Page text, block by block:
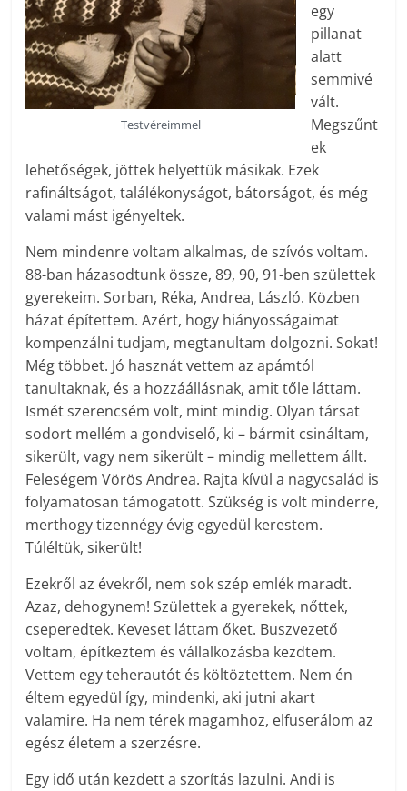
Testvéreimmel
egy
pillanat
alatt
semmivé
vált.
Megszűnt
ek
lehetőségek, jöttek helyettük másikak. Ezek
rafináltságot, találékonyságot, bátorságot, és még
valami mást igényeltek.
Nem mindenre voltam alkalmas, de szívós voltam.
88-ban házasodtunk össze, 89, 90, 91-ben születtek
gyerekeim. Sorban, Réka, Andrea, László. Közben
házat építettem. Azért, hogy hiányosságaimat
kompenzálni tudjam, megtanultam dolgozni. Sokat!
Még többet. Jó hasznát vettem az apámtól
tanultaknak, és a hozzáállásnak, amit tőle láttam.
Ismét szerencsém volt, mint mindig. Olyan társat
sodort mellém a gondviselő, ki – bármit csináltam,
sikerült, vagy nem sikerült – mindig mellettem állt.
Feleségem Vörös Andrea. Rajta kívül a nagycsalád is
folyamatosan támogatott. Szükség is volt minderre,
merthogy tizennégy évig egyedül kerestem.
Túléltük, sikerült!
Ezekről az évekről, nem sok szép emlék maradt.
Azaz, dehogynem! Születtek a gyerekek, nőttek,
cseperedtek. Keveset láttam őket. Buszvezető
voltam, építkeztem és vállalkozásba kezdtem.
Vettem egy teherautót és költöztettem. Nem én
éltem egyedül így, mindenki, aki jutni akart
valamire. Ha nem térek magamhoz, elfuserálom az
egész életem a szerzésre.
Egy idő után kezdett a szorítás lazulni. Andi is